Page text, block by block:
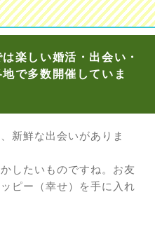
楽しい婚活・出会い・
で多数開催していま
新鮮な出会いがありま
したいものですね。お友
ピー（幸せ）を手に入れ